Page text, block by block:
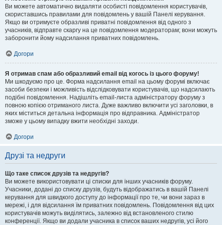
Ви можете автоматично видаляти особисті повідомлення користувачів,
скориставшись правилами для повідомлень у вашій Панелі керування.
Якщо ви отримуєте образливі приватні повідомлення від одного з
учасників, відправте скаргу на це повідомлення модераторам; вони можуть
заборонити йому надсилання приватних повідомлень.
Догори
Я отримав спам або образливий email від когось із цього форуму!
Ми шкодуємо про це. Форма надсилання email на цьому форумі включає
засоби безпеки і можливість відслідковувати користувачів, що надсилають
подібні повідомлення. Надішліть email-листа адміністратору форуму з
повною копією отриманого листа. Дуже важливо включити усі заголовки, в
яких міститься детальна інформація про відправника. Адміністратор
зможе у цьому випадку вжити необхідні заходи.
Догори
Друзі та недруги
Що таке список друзів та недругів?
Ви можете використовувати ці списки для інших учасників форуму.
Учасники, додані до списку друзів, будуть відображатись в вашій Панелі
керування для швидкого доступу до інформації про те, чи вони зараз в
мережі, і для відсилання їм приватних повідомлень. Повідомлення від цих
користувачів можуть виділятись, залежно від встановленого стилю
конференції. Якщо ви додали учасника в список ваших недругів, усі його